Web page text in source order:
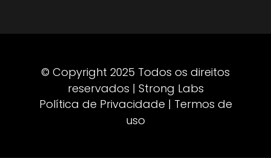
© Copyright 2025 Todos os direitos
reservados | Strong Labs
Política de Privacidade | Termos de
uso